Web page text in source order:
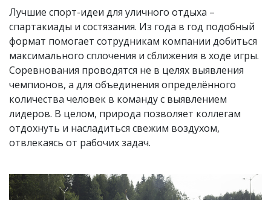
Лучшие спорт-идеи для уличного отдыха –
спартакиады и состязания. Из года в год подобный
формат помогает сотрудникам компании добиться
максимального сплочения и сближения в ходе игры.
Соревнования проводятся не в целях выявления
чемпионов, а для объединения определённого
количества человек в команду с выявлением
лидеров. В целом, природа позволяет коллегам
отдохнуть и насладиться свежим воздухом,
отвлекаясь от рабочих задач.